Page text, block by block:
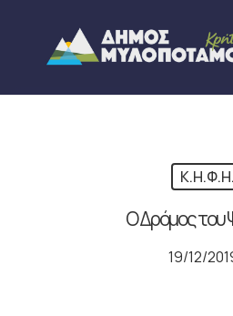
content
Κ.Η.Φ.Η.
Ο Δρόμος του
19/12/